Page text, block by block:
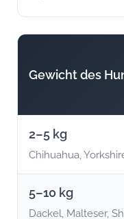
Gewicht des
2–5 kg
Chihuahua,
5–10 kg
Dackel, Malteser,